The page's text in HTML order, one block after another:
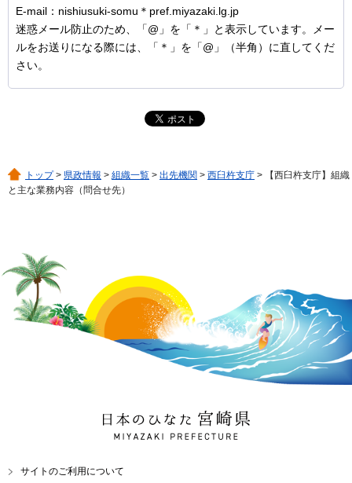
E-mail：nishiusuki-somu＊pref.miyazaki.lg.jp
迷惑メール防止のため、「@」を「＊」と表示しています。メー
ルをお送りになる際には、「＊」を「@」（半角）に直してくだ
さい。
トップ> 県政情報 > 組織一覧 > 出先機関 > 西臼杵支庁 > 【西臼杵支庁】組織
と主な業務内容（問合せ先）
日本のひなた 宮崎県
MIYAZAKI PREFECTURE
サイトのご利用について